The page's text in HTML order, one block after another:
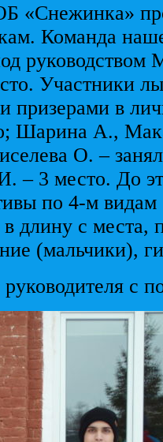
«Снежинка»
Команда
Участники
призерами в
Шарина А.,
О. –
– 3 место. До
по 4-м
длину с места,
(мальчики),
с